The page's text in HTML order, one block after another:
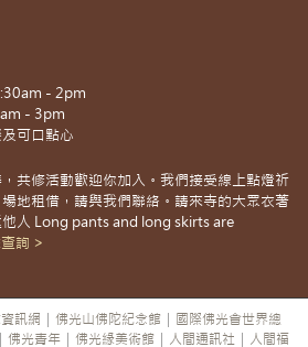
- 2pm
- 3pm
可口點心
共修活動歡迎你加入。我們接受線上點燈祈
地租借，請與我們聯絡。請來寺的大眾衣著
人 Long pants and long skirts are
詢 >
訊網 佛光山佛陀紀念館
國際佛光會世界總
佛光青年 佛光緣美術館 人間通訊社 人間福